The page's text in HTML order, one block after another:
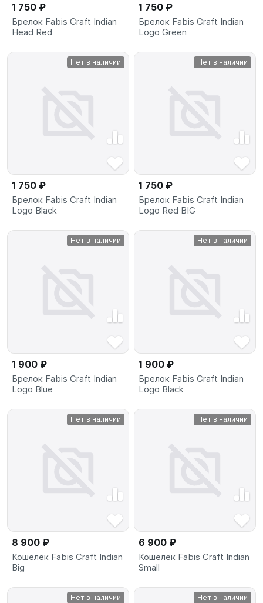
1 750 ₽
Брелок Fabis Craft Indian
Head Red
1 750 ₽
Брелок Fabis Craft Indian
Logo Green
Нет в наличии
1 750 ₽
Брелок Fabis Craft Indian
Logo Black
Нет в наличии
1 750 ₽
Брелок Fabis Craft Indian
Logo Red BIG
Нет в наличии
1 900 ₽
Брелок Fabis Craft Indian
Logo Blue
Нет в наличии
1 900 ₽
Брелок Fabis Craft Indian
Logo Black
Нет в наличии
8 900 ₽
Кошелёк Fabis Craft Indian
Big
Нет в наличии
6 900 ₽
Кошелёк Fabis Craft Indian
Small
Нет в наличии Нет в наличии